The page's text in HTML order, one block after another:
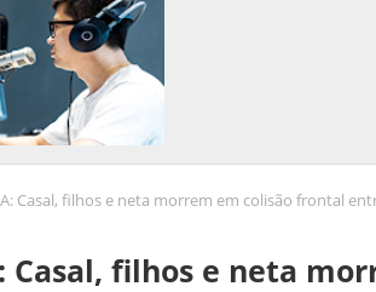
Casal, filhos e neta morrem em colisão frontal
Casal, filhos e neta